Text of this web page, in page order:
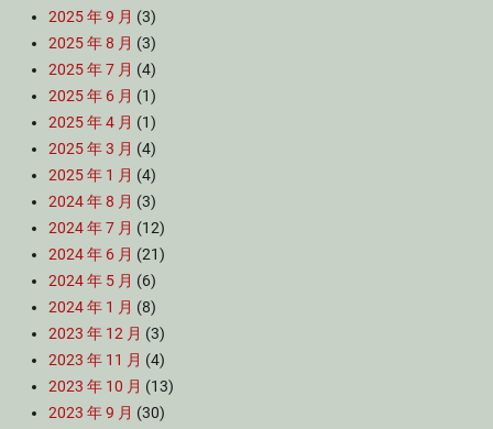
2025 年 9 月 (3)
2025 年 8 月 (3)
2025 年 7 月 (4)
2025 年 6 月 (1)
2025 年 4 月 (1)
2025 年 3 月 (4)
2025 年 1 月 (4)
2024 年 8 月 (3)
2024 年 7 月 (12)
2024 年 6 月 (21)
2024 年 5 月 (6)
2024 年 1 月 (8)
2023 年 12 月 (3)
2023 年 11 月 (4)
2023 年 10 月 (13)
2023 年 9 月 (30)